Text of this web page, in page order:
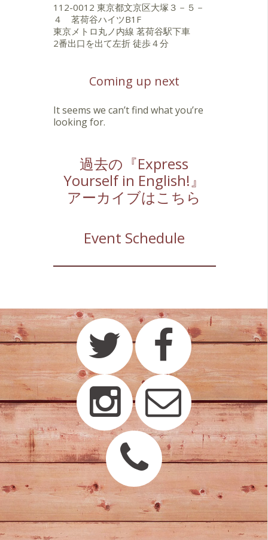
112-0012 東京都文京区大塚３－５－
４ 茗荷谷ハイツB1F
東京メトロ丸ノ内線 茗荷谷駅下車
2番出口を出て左折 徒歩４分
Coming up next
It seems we can’t find what you’re
looking for.
過去の『Express
Yourself in English!』
アーカイブはこちら
Event Schedule